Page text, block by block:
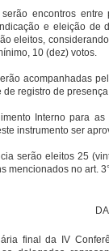
encontros
e eleição de
eleitos,
10 (dez) votos.
acompanhadas
registro de
Interno para
instrumento ser
serão eleitos 25
mencionados no art.
final da IV